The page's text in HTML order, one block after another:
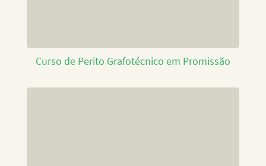
Curso de Perito Grafotécnico em Promissão